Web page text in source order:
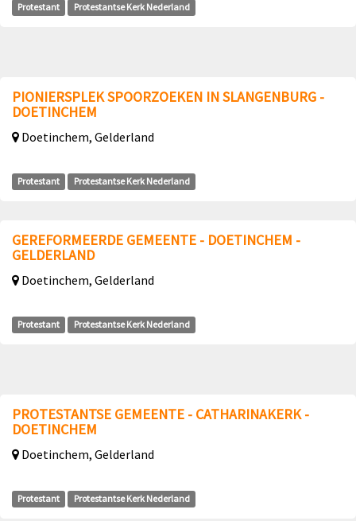
Protestant Protestantse Kerk Nederland
PIONIERSPLEK SPOORZOEKEN IN SLANGENBURG -
DOETINCHEM
Doetinchem, Gelderland
Protestant Protestantse Kerk Nederland
GEREFORMEERDE GEMEENTE - DOETINCHEM -
GELDERLAND
Doetinchem, Gelderland
Protestant Protestantse Kerk Nederland
PROTESTANTSE GEMEENTE - CATHARINAKERK -
DOETINCHEM
Doetinchem, Gelderland
Protestant Protestantse Kerk Nederland